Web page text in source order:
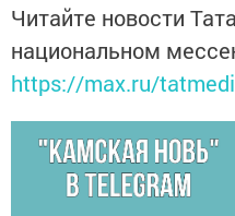
Читайте новости
национальном
https://max.ru/